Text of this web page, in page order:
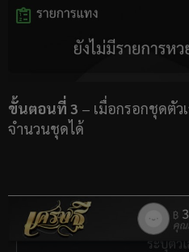
ขั้นตอนที่ 3 – เมื่อกรอกชุดตัว
จำนวนชุดได้